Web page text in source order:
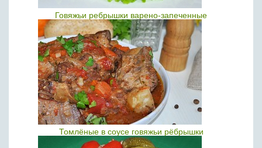
Говяжьи ребрышки варено-запеченные
Томлёные в соусе говяжьи рёбрышки